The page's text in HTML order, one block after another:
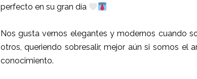
perfecto en su gran día
Nos gusta vernos elegantes y modernos cuando
otros, queriendo sobresalir, mejor aún si somos el
conocimiento.